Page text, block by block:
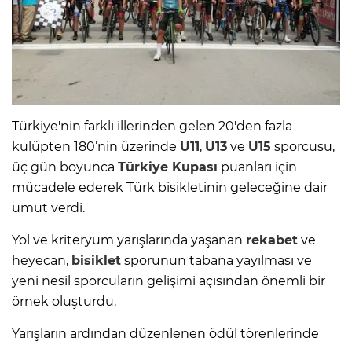
Türkiye'nin farklı illerinden gelen 20'den fazla
kulüpten 180’nin üzerinde U11, U13 ve U15 sporcusu,
üç gün boyunca Türkiye Kupası puanları için
mücadele ederek Türk bisikletinin geleceğine dair
umut verdi.
Yol ve kriteryum yarışlarında yaşanan rekabet ve
heyecan, bisiklet sporunun tabana yayılması ve
yeni nesil sporcuların gelişimi açısından önemli bir
örnek oluşturdu.
Yarışların ardından düzenlenen ödül törenlerinde